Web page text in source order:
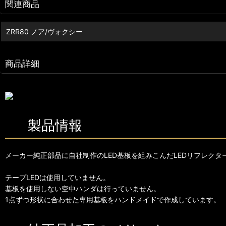
関連商品
ZRR80 ノア/ヴォクシー
商品詳細
製品情報
メーカー純正部品に自社制作のLED基板を組みこんだLEDリフレクタ
テープLEDは使用していません。
基板を使用しない空中ハンダは行っていません。
1点ずつ形状に合わせた専用基板をハンドメイドで作成しています。